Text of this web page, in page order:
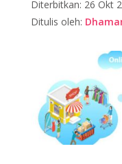
Diterbitkan: 26 Okt
Ditulis oleh: